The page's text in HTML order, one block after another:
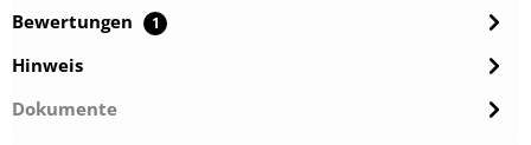
Bewertungen
1
Hinweis
Dokumente